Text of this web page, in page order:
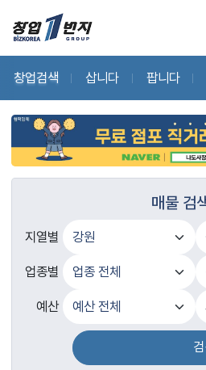
창업검색 삽니다 팝니다
매물 검
지열별
업종별
예산